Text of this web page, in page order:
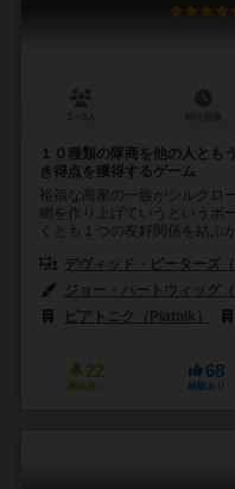
１０種類の隊商を他の人とも
き得点を獲得するゲーム
裕福な商家の一族がシルクロ
網を作り上げていうというボ
くとも１つの友好関係を結ぶ
デヴィッド・ピーターズ
ジョー・ハートウィッグ
ピアトニク（Piatnik）
22
興味あり
68
経験あり